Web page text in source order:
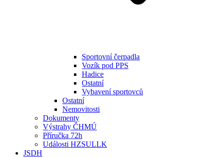
Sportovní čerpadla
Vozík pod PPS
Hadice
Ostatní
Vybavení sportovců
Ostatní
Nemovitosti
Dokumenty
Výstrahy ČHMÚ
Příručka 72h
Události HZSULLK
JSDH